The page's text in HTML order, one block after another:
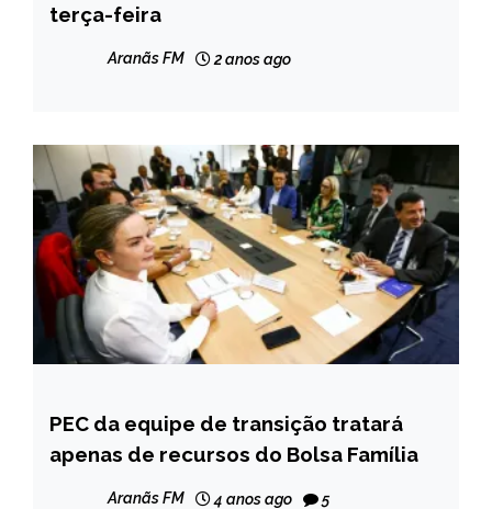
NOTÍCIAS
terça-feira
Aranãs FM 2 anos ago
BRASIL
NOTÍCIAS
PEC da equipe de transição tratará
apenas de recursos do Bolsa Família
Aranãs FM 4 anos ago 5